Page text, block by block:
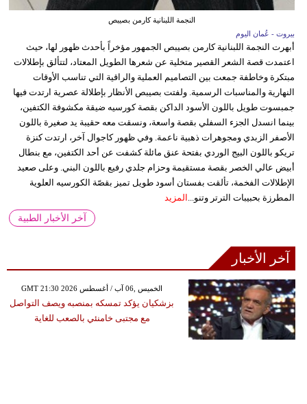
النجمة اللبنانية كارمن بصيبص
بيروت - عُمان اليوم
أبهرت النجمة اللبنانية كارمن بصيبص الجمهور مؤخراً بأحدث ظهور لها، حيث
اعتمدت قصة الشعر القصير متخلية عن شعرها الطويل المعتاد، لتتألق بإطلالات
مبتكرة وخاطفة جمعت بين التصاميم العملية والراقية التي تناسب الأوقات
النهارية والمناسبات الرسمية. ولفتت بصيبص الأنظار بإطلالة عصرية ارتدت فيها
جمبسوت طويل باللون الأسود الداكن بقصة كورسيه ضيقة مكشوفة الكتفين،
بينما انسدل الجزء السفلي بقصة واسعة، ونسقت معه حقيبة يد صغيرة باللون
الأصفر الزبدي ومجوهرات ذهبية ناعمة. وفي ظهور كاجوال آخر، ارتدت كنزة
تريكو باللون البيج الوردي بفتحة عنق مائلة كشفت عن أحد الكتفين، مع بنطال
أبيض عالي الخصر بقصة مستقيمة وحزام جلدي رفيع باللون البني. وعلى صعيد
الإطلالات الفخمة، تألقت بفستان أسود طويل تميز بقصّة الكورسيه العلوية
المطرزة بحبيبات الترتر وتنو... المزيد
آخر الأخبار الطبية
آخر الأخبار
GMT 21:30 2026 الخميس ,06 آب / أغسطس
بزشكيان يؤكد تمسكه بمنصبه ويصف التواصل
مع مجتبى خامنئي بالصعب للغاية